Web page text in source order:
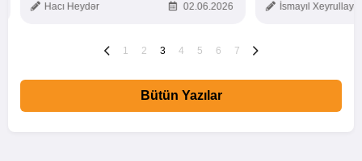
Hacı Heydər 02.06.2026 İsmayıl
1 2 3 4 5 6 7
Bütün Yazılar